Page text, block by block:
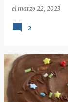
el marzo 22, 2023
2